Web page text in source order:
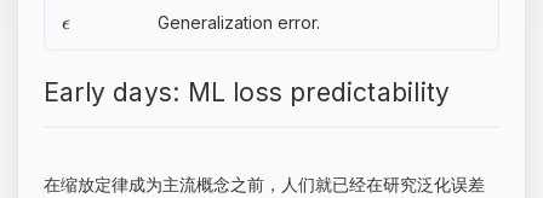
ϵ Generalization error.
Early days: ML loss predictability
在缩放定律成为主流概念之前，人们就已经在研究泛化误差